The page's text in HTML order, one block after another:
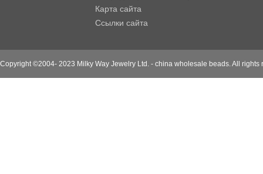
Карта сайта
Ссылки сайта
Copyright ©2004- 2023 Milky Way Jewelry Ltd. - china wholesale beads. All rights